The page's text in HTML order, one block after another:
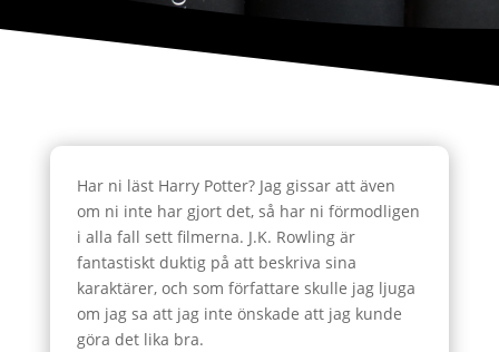
Har ni läst Harry Potter? Jag gissar att även
om ni inte har gjort det, så har ni förmodligen
i alla fall sett filmerna. J.K. Rowling är
fantastiskt duktig på att beskriva sina
karaktärer, och som författare skulle jag ljuga
om jag sa att jag inte önskade att jag kunde
göra det lika bra.